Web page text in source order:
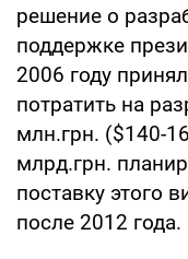
решение о
поддержке
2006 году
потратить на
млн.грн. ($140-
млрд.грн.
поставку этого
после 2012 года.